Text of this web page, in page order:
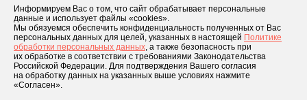
Информируем Вас о том, что сайт обрабатывает персональные
данные и использует файлы «cookies».
Мы обязуемся обеспечить конфиденциальность полученных от Вас
персональных данных для целей, указанных в настоящей Политике
обработки персональных данных, а также безопасность при
их обработке в соответствии с требованиями Законодательства
Российской Федерации. Для подтверждения Вашего согласия
на обработку данных на указанных выше условиях нажмите
«Согласен».
Контакты
Посмотреть другие способы связи
Каталог товаров О компании Доставка и оплата Блог
Условия рассрочки
Контакты